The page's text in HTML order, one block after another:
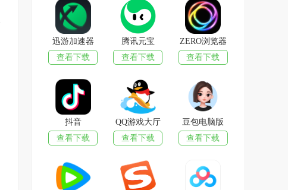
迅游加速器
查看下载
腾讯元宝
查看下载
ZERO浏览器
查看下载
抖音
查看下载
QQ游戏大厅
查看下载
豆包电脑版
查看下载